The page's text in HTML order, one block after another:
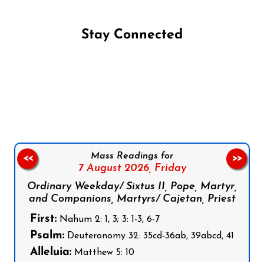
Stay Connected
Mass Readings for
7 August 2026, Friday
Ordinary Weekday/ Sixtus II, Pope, Martyr,
and Companions, Martyrs/ Cajetan, Priest
First: Nahum 2: 1, 3; 3: 1-3, 6-7
Psalm: Deuteronomy 32: 35cd-36ab, 39abcd, 41
Alleluia: Matthew 5: 10
<< >>